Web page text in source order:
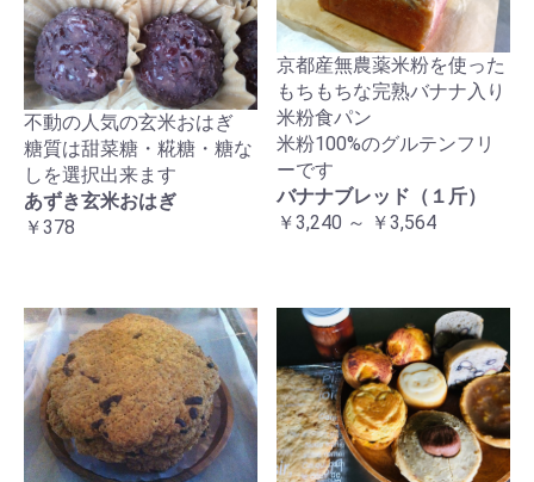
不動の人気の玄米おはぎ
糖質は甜菜糖・糀糖・糖な
しを選択出来ます
あずき玄米おはぎ
￥378
京都産無農薬米粉を使った
もちもちな完熟バナナ入り
米粉食パン
米粉100%のグルテンフリ
ーです
バナナブレッド（１斤）
￥3,240 ～ ￥3,564